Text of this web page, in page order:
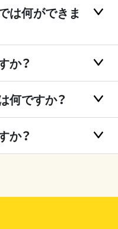
は何ができま
か？
何ですか？
か？